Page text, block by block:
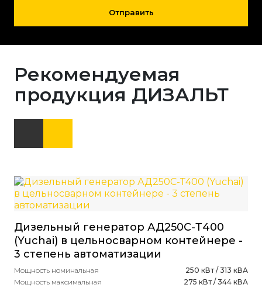
Отправить
Рекомендуемая
продукция ДИЗАЛЬТ
Дизельный генератор АД250С-Т400
(Yuchai) в цельносварном контейнере -
3 степень автоматизации
Мощность номинальная
250 кВт / 313 кВА
Мощность максимальная
275 кВт / 344 кВА